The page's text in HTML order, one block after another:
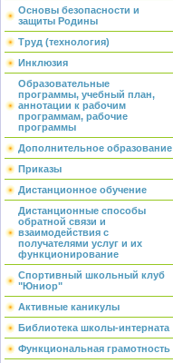
Основы безопасности и
защиты Родины
Труд (технология)
Инклюзия
Образовательные
программы, учебный план,
аннотации к рабочим
программам, рабочие
программы
Дополнительное образование
Приказы
Дистанционное обучение
Дистанционные способы
обратной связи и
взаимодействия с
получателями услуг и их
функционирование
Спортивный школьный клуб
"Юниор"
Активные каникулы
Библиотека школы-интерната
Функциональная грамотность